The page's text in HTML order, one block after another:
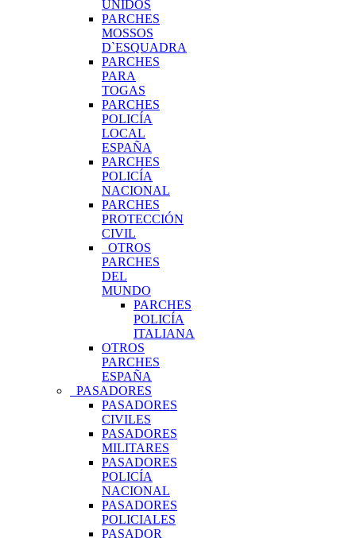
UNIDOS
PARCHES
MOSSOS
D`ESQUADRA
PARCHES
PARA
TOGAS
PARCHES
POLICÍA
LOCAL
ESPAÑA
PARCHES
POLICÍA
NACIONAL
PARCHES
PROTECCIÓN
CIVIL
OTROS
PARCHES
DEL
MUNDO
PARCHES
POLICÍA
ITALIANA
OTROS
PARCHES
ESPAÑA
PASADORES
PASADORES
CIVILES
PASADORES
MILITARES
PASADORES
POLICÍA
NACIONAL
PASADORES
POLICIALES
PASADOR